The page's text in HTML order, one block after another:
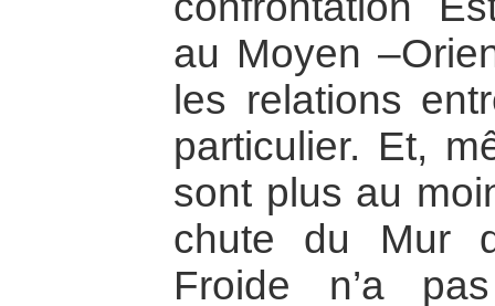
au Moyen
les relations
particulier. Et,
sont plus au
chute du Mur
Froide n’a